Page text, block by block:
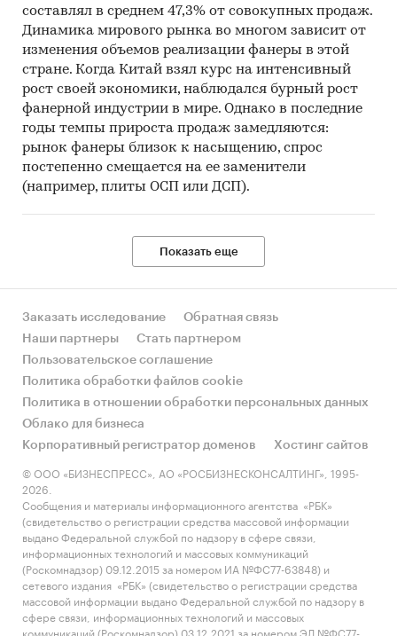
составлял в среднем 47,3% от совокупных продаж.
Динамика мирового рынка во многом зависит от
изменения объемов реализации фанеры в этой
стране. Когда Китай взял курс на интенсивный
рост своей экономики, наблюдался бурный рост
фанерной индустрии в мире. Однако в последние
годы темпы прироста продаж замедляются:
рынок фанеры близок к насыщению, спрос
постепенно смещается на ее заменители
(например, плиты ОСП или ДСП).
Показать еще
Заказать исследование
Обратная связь
Наши партнеры
Стать партнером
Пользовательское соглашение
Политика обработки файлов cookie
Политика в отношении обработки персональных данных
Облако для бизнеса
Корпоративный регистратор доменов
Хостинг сайтов
© ООО «БИЗНЕСПРЕСС», АО «РОСБИЗНЕСКОНСАЛТИНГ», 1995-
2026.
Сообщения и материалы информационного агентства «РБК»
(свидетельство о регистрации средства массовой информации
выдано Федеральной службой по надзору в сфере связи,
информационных технологий и массовых коммуникаций
(Роскомнадзор) 09.12.2015 за номером ИА №ФС77-63848) и
сетевого издания «РБК» (свидетельство о регистрации средства
массовой информации выдано Федеральной службой по надзору в
сфере связи, информационных технологий и массовых
коммуникаций (Роскомнадзор) 03.12.2021 за номером ЭЛ №ФС77-